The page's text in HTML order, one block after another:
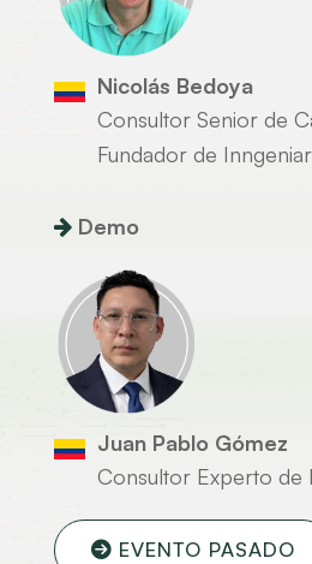
Nicolás Bedoya
Consultor Senior de
Fundador de
Demo
Juan Pablo Gómez
Consultor Experto de
EVENTO PASADO